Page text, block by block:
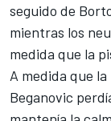
seguido de
mientras los
medida que la
A medida que
Beganovic